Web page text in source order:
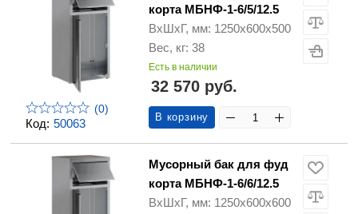
Код: 50063
(0)
корта МБНФ-1-6/5/12.5
ВхШхГ, мм: 1250х600х500
Вес, кг: 38
Есть в наличии
32 570 руб.
В корзину
Мусорный бак для фуд
корта МБНФ-1-6/6/12.5
ВхШхГ, мм: 1250х600х600